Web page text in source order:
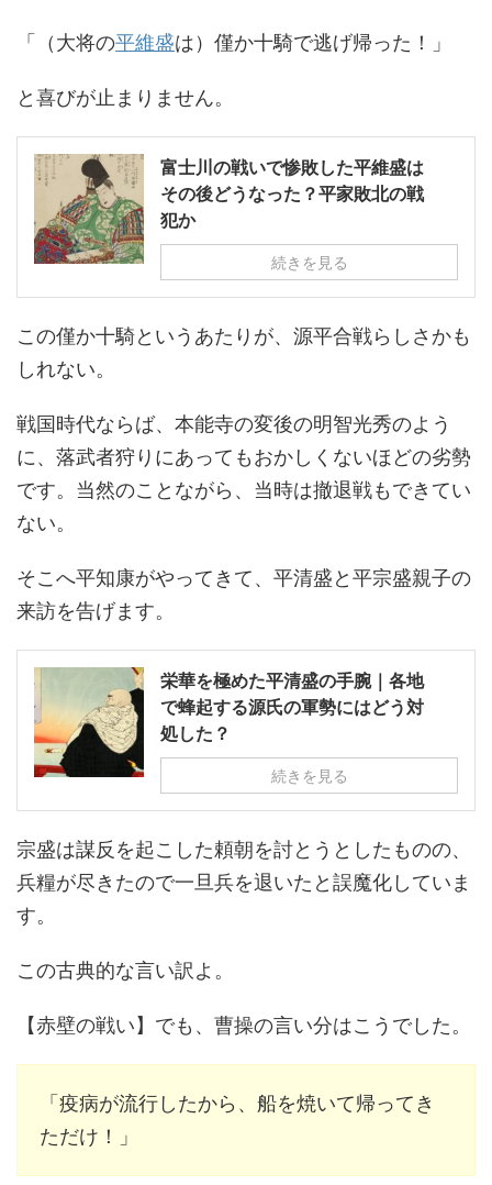
「（大将の平維盛は）僅か十騎で逃げ帰った！」
と喜びが止まりません。
富士川の戦いで惨敗した平維盛は
その後どうなった？平家敗北の戦
犯か
続きを見る
この僅か十騎というあたりが、源平合戦らしさかも
しれない。
戦国時代ならば、本能寺の変後の明智光秀のよう
に、落武者狩りにあってもおかしくないほどの劣勢
です。当然のことながら、当時は撤退戦もできてい
ない。
そこへ平知康がやってきて、平清盛と平宗盛親子の
来訪を告げます。
栄華を極めた平清盛の手腕｜各地
で蜂起する源氏の軍勢にはどう対
処した？
続きを見る
宗盛は謀反を起こした頼朝を討とうとしたものの、
兵糧が尽きたので一旦兵を退いたと誤魔化していま
す。
この古典的な言い訳よ。
【赤壁の戦い】でも、曹操の言い分はこうでした。
「疫病が流行したから、船を焼いて帰ってき
ただけ！」